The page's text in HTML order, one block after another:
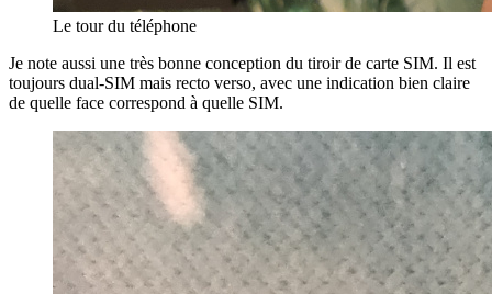
Le tour du téléphone
Je note aussi une très bonne conception du tiroir de carte SIM. Il est
toujours dual-SIM mais recto verso, avec une indication bien claire
de quelle face correspond à quelle SIM.